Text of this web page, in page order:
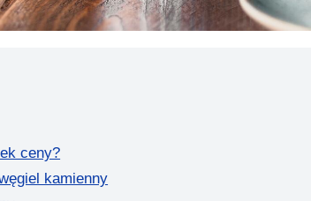
ceny?
kamienny